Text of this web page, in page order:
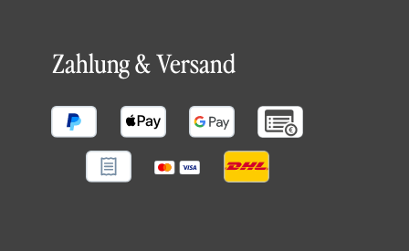
Zahlung & Versand